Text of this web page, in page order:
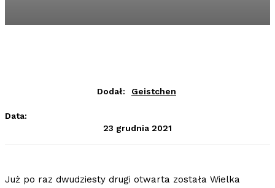
Dodał: Geistchen
Data:
23 grudnia 2021
Już po raz dwudziesty drugi otwarta została Wielka